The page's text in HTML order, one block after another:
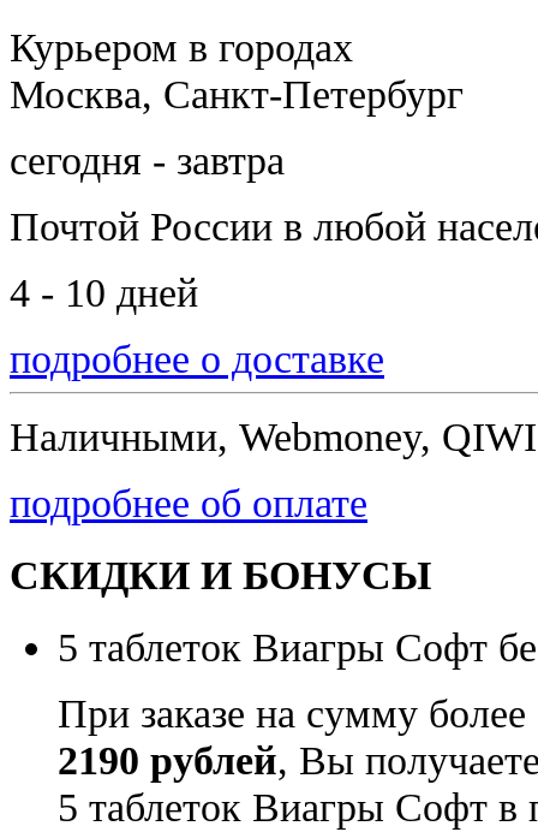
Курьером в городах
Москва, Санкт-Петербург
сегодня - завтра
Почтой России в любой
4 - 10 дней
подробнее о доставке
Наличными, Webmoney,
подробнее об оплате
СКИДКИ И БОНУСЫ
5 таблеток Виагры Софт
При заказе на сумму более
2190 рублей, Вы
5 таблеток Виагры Софт в